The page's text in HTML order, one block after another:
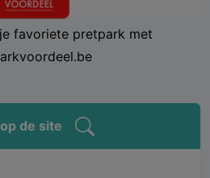
favoriete pretpark met
de site